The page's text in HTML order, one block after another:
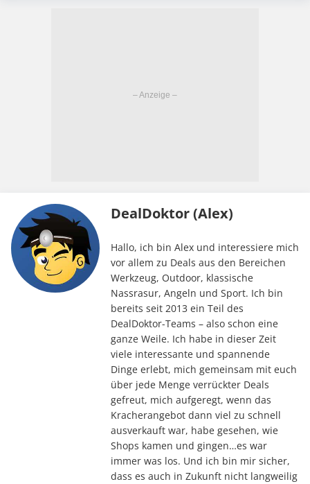
DealDoktor (Alex)
Hallo, ich bin Alex und interessiere mich
vor allem zu Deals aus den Bereichen
Werkzeug, Outdoor, klassische
Nassrasur, Angeln und Sport. Ich bin
bereits seit 2013 ein Teil des
DealDoktor-Teams – also schon eine
ganze Weile. Ich habe in dieser Zeit
viele interessante und spannende
Dinge erlebt, mich gemeinsam mit euch
über jede Menge verrückter Deals
gefreut, mich aufgeregt, wenn das
Kracherangebot dann viel zu schnell
ausverkauft war, habe gesehen, wie
Shops kamen und gingen…es war
immer was los. Und ich bin mir sicher,
dass es auch in Zukunft nicht langweilig